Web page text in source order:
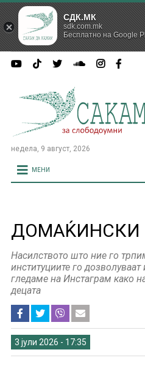
недела, 9 август, 2026
МЕНИ
ДОМАЌИНСКИ
Насилството што ние го
институциите го дозволуваат
гледаме на Инстаграм како
децата
3 јули 2026 - 17:35
СДК.МК
sdk.com.mk
Бесплатно на Google